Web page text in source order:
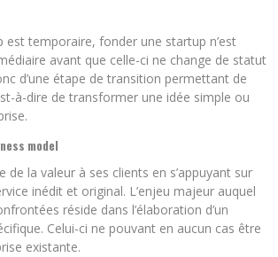
est temporaire, fonder une startup n’est
avant que celle-ci ne change de statut
d’une étape de transition permettant de
à-dire de transformer une idée simple ou
model
de la valeur à ses clients en s’appuyant sur
inédit et original. L’enjeu majeur auquel
réside dans l’élaboration d’un
Celui-ci ne pouvant en aucun cas être
existante.